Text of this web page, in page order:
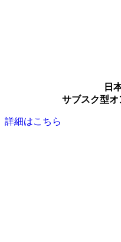
日
サブスク型
詳細はこちら